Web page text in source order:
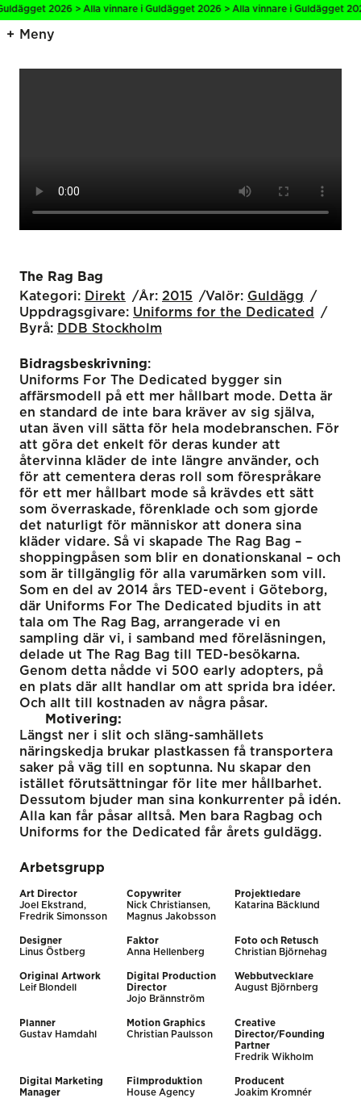
2026 > Alla vinnare i Guldägget 2026 > Alla vinnare i Guldägget
Meny
The Rag Bag
Kategori: Direkt År: 2015 Valör: Guldägg
Uppdragsgivare: Uniforms for the Dedicated
Byrå: DDB Stockholm
Bidragsbeskrivning:
Uniforms For The Dedicated bygger sin
affärsmodell på ett mer hållbart mode. Detta är
en standard de inte bara kräver av sig själva,
utan även vill sätta för hela modebranschen. För
att göra det enkelt för deras kunder att
återvinna kläder de inte längre använder, och
för att cementera deras roll som förespråkare
för ett mer hållbart mode så krävdes ett sätt
som överraskade, förenklade och som gjorde
det naturligt för människor att donera sina
kläder vidare. Så vi skapade The Rag Bag –
shoppingpåsen som blir en donationskanal – och
som är tillgänglig för alla varumärken som vill.
Som en del av 2014 års TED-event i Göteborg,
där Uniforms For The Dedicated bjudits in att
tala om The Rag Bag, arrangerade vi en
sampling där vi, i samband med föreläsningen,
delade ut The Rag Bag till TED-besökarna.
Genom detta nådde vi 500 early adopters, på
en plats där allt handlar om att sprida bra idéer.
Och allt till kostnaden av några påsar.
Motivering:
Längst ner i slit och släng-samhällets
näringskedja brukar plastkassen få transportera
saker på väg till en soptunna. Nu skapar den
istället förutsättningar för lite mer hållbarhet.
Dessutom bjuder man sina konkurrenter på idén.
Alla kan får påsar alltså. Men bara Ragbag och
Uniforms for the Dedicated får årets guldägg.
Arbetsgrupp
Art Director
Joel Ekstrand,
Fredrik Simonsson
Copywriter
Nick Christiansen,
Magnus Jakobsson
Projektledare
Katarina Bäcklund
Designer
Linus Östberg
Faktor
Anna Hellenberg
Foto och Retusch
Christian Björnehag
Original Artwork
Leif Blondell
Digital Production
Director
Jojo Brännström
Webbutvecklare
August Björnberg
Planner
Gustav Hamdahl
Motion Graphics
Christian Paulsson
Creative
Director/Founding
Partner
Fredrik Wikholm
Digital Marketing
Manager
Filmproduktion
House Agency
Producent
Joakim Kromnér